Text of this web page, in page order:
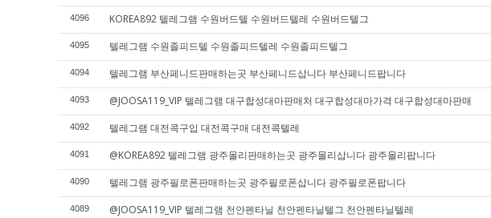
4096 KOREA892 텔레그램 수원버드텔 수원버드텔레 수원버드텔그
4095 텔레그램 수원졸피드텔 수원졸피드텔레 수원졸피드텔그
4094 텔레그램 부산페니드판매하는곳 부산페니드삽니다 부산페니드팝니다
4093 @JOOSA119_VIP 텔레그램 대구합성대마판매처 대구합성대마가격 대구합성대마판매
4092 텔레그램 대전콕구입 대전콕구매 대전콕텔레
4091 @KOREA892 텔레그램 광주몰리판매하는곳 광주몰리삽니다 광주몰리팝니다
4090 텔레그램 광주필로폰판매하는곳 광주필로폰삽니다 광주필로폰팝니다
4089 @JOOSA119_VIP 텔레그램 천안펜타닐 천안펜타닐텔그 천안펜타닐텔레